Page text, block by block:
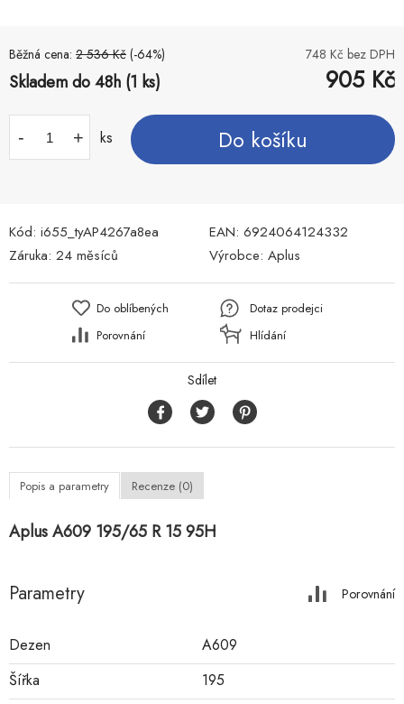
Běžná cena: 2 536 Kč (-64%) 748 Kč bez DPH
Skladem do 48h (1 ks) 905 Kč
- + ks Do košíku
Kód: i655_tyAP4267a8ea EAN: 6924064124332
Záruka: 24 měsíců Výrobce: Aplus
Do oblíbených
Porovnání
Dotaz prodejci
Hlídání
Sdílet
Popis a parametry Recenze (0)
Aplus A609 195/65 R 15 95H
Parametry Porovnání
Dezen
A609
Šířka
195